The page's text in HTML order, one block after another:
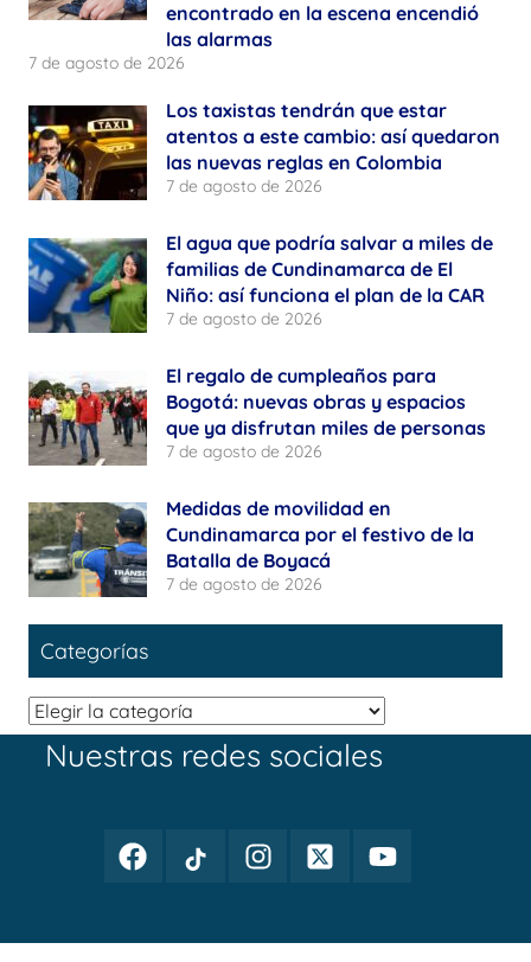
encontrado en la escena encendió
las alarmas
7 de agosto de 2026
Los taxistas tendrán que estar
atentos a este cambio: así quedaron
las nuevas reglas en Colombia
7 de agosto de 2026
El agua que podría salvar a miles de
familias de Cundinamarca de El
Niño: así funciona el plan de la CAR
7 de agosto de 2026
El regalo de cumpleaños para
Bogotá: nuevas obras y espacios
que ya disfrutan miles de personas
7 de agosto de 2026
Medidas de movilidad en
Cundinamarca por el festivo de la
Batalla de Boyacá
7 de agosto de 2026
Categorías
Categorías
Nuestras redes sociales
Facebook
Periodismo
TikTok
Periodismo
InstagramTwitterYoutube